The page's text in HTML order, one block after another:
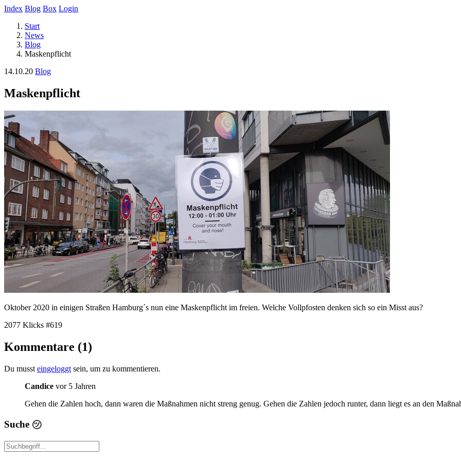
Index Blog Box Login
Start
News
Blog
Maskenpflicht
14.10.20 Blog
Maskenpflicht
Oktober 2020 in einigen Straßen Hamburg´s nun eine Maskenpflicht im freien. Welche Vollpfosten denken sich so ein Misst aus?
2077 Klicks #619
Kommentare (1)
Du musst eingeloggt sein, um zu kommentieren.
Candice vor 5 Jahren
Gehen die Zahlen hoch, dann waren die Maßnahmen nicht streng genug. Gehen die Zahlen jedoch runter, dann liegt es an den
Suche ㋡